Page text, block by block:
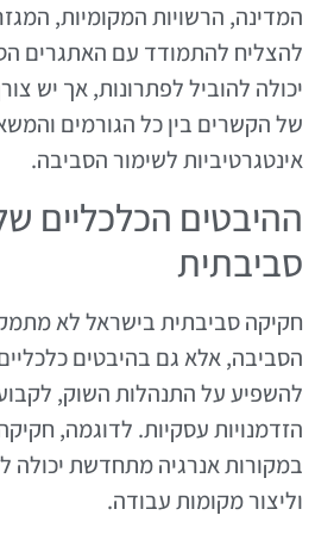
המדינה, הרשויות המקומיות,
להצליח להתמודד עם האתגרים
יכולה להוביל לפתרונות, אך יש
של הקשרים בין כל הגורמים
אינטגרטיביות לשימור הסביבה.
ההיבטים הכלכליים
סביבתית
חקיקה סביבתית בישראל לא
הסביבה, אלא גם בהיבטים
להשפיע על התנהלות השוק, לקבוע
הזדמנויות עסקיות. לדוגמה,
במקורות אנרגיה מתחדשת יכולה
וליצור מקומות עבודה.